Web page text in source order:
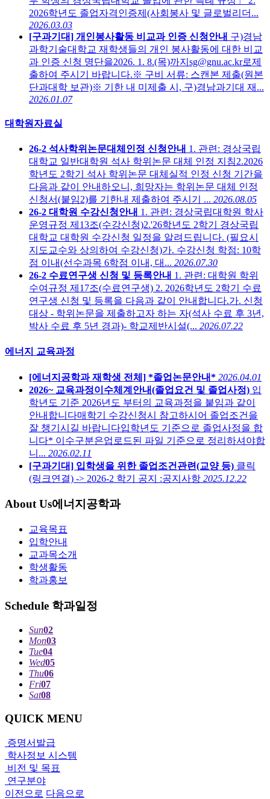
2026학년도 졸업자격인증제(사회봉사 및 글로벌리더...
2026.03.03
[구과기대] 개인봉사활동 비교과 인증 신청안내 구)경남
과학기술대학교 재학생들의 개인 봉사활동에 대한 비교
과 인증 신청 명단을2026. 1. 8.(목)까지sg@gnu.ac.kr로제
출하여 주시기 바랍니다.※ 구비 서류: 스캔본 제출(원본
단과대학 보관)※ 기한 내 미제출 시, 구)경남과기대 재...
2026.01.07
대학원자료실
26-2 석사학위논문대체인정 신청안내 1. 관련: 경상국립
대학교 일반대학원 석사 학위논문 대체 인정 지침2.2026
학년도 2학기 석사 학위논문 대체실적 인정 신청 기간을
다음과 같이 안내하오니, 희망자는 학위논문 대체 인정
신청서(붙임2)를 기한내 제출하여 주시기 ... 2026.08.05
26-2 대학원 수강신청안내 1. 관련: 경상국립대학원 학사
운영규정 제13조(수강신청)2.'26학년도 2학기 경상국립
대학교 대학원 수강신청 일정을 알려드립니다. (필요시
지도교수와 상의하여 수강신청)가. 수강신청 학점: 10학
점 이내(선수과목 6학점 이내, 대... 2026.07.30
26-2 수료연구생 신청 및 등록안내 1. 관련: 대학원 학위
수여규정 제17조(수료연구생) 2. 2026학년도 2학기 수료
연구생 신청 및 등록을 다음과 같이 안내합니다.가. 신청
대상 - 학위논문을 제출하고자 하는 자(석사 수료 후 3년,
박사 수료 후 5년 경과)- 학교제반시설(... 2026.07.22
에너지 교육과정
[에너지공학과 재학생 전체] *졸업논문안내* 2026.04.01
2026~ 교육과정이수체계안내(졸업요건 및 졸업사정) 입
학년도 기준 2026년도 부터의 교육과정을 붙임과 같이
안내합니다매학기 수강신청시 참고하시어 졸업조건을
잘 챙기시길 바랍니다입학년도 기준으로 졸업사정을 합
니다* 이수구분은업로드된 파일 기준으로 정리하셔야합
니... 2026.02.11
[구과기대] 입학생을 위한 졸업조건관련(교양 등) 클릭
(링크연결) -> 2026-2 학기 공지 :공지사항 2025.12.22
About Us에너지공학과
교육목표
입학안내
교과목소개
학생활동
학과홍보
Schedule 학과일정
Sun02
Mon03
Tue04
Wed05
Thu06
Fri07
Sat08
QUICK MENU
증명서발급
학사정보 시스템
비전 및 목표
연구분야
이전으로 다음으로